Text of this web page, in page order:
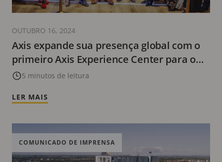
Axis expande sua presença global com o
primeiro Axis Experience Center para o
Cone Sul na América Latina
5 minutos de leitura
OUTUBRO 16, 2024
LER MAIS
COMUNICADO DE IMPRENSA